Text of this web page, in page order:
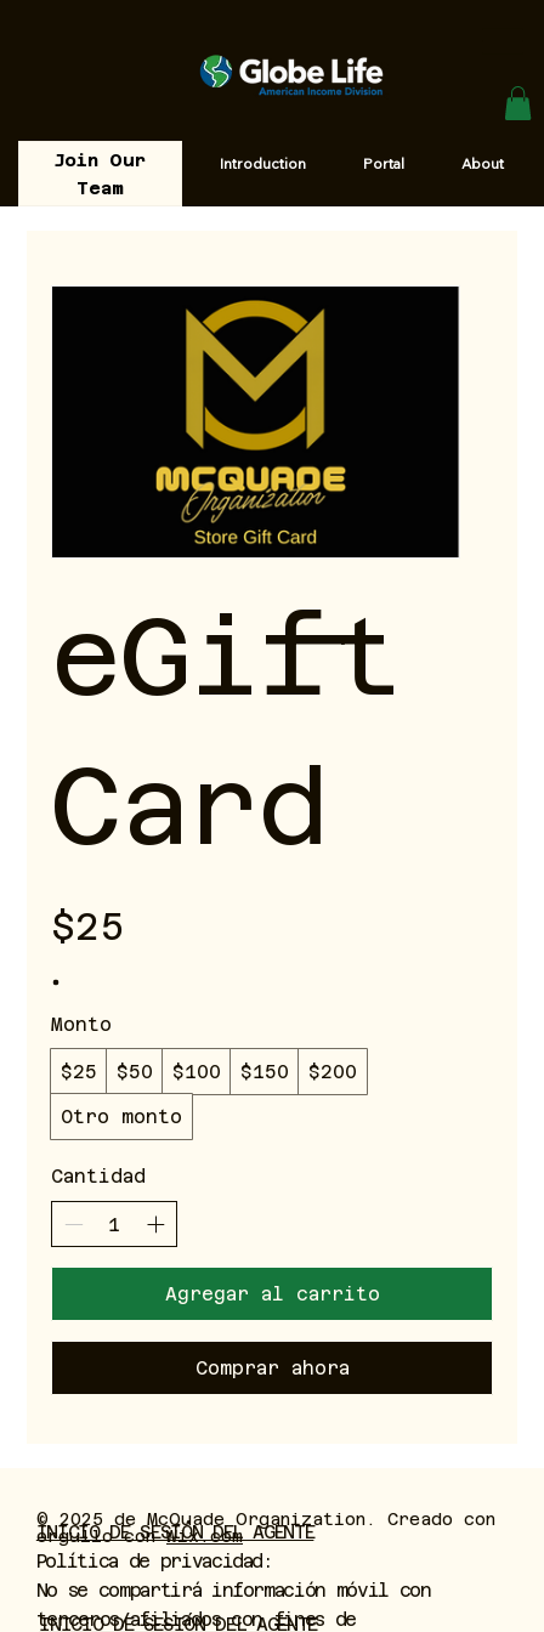
Join Our
Team
Introduction Portal About
eGift
Card
$25
Monto
$25 $50 $100 $150 $200
Otro monto
Cantidad
Agregar al carrito
Comprar ahora
© 2025 de McQuade Organization. Creado con
orgullo conWix.com
INICIO DE SESIÓN DEL AGENTE
INICIO DE SESIÓN DEL AGENTE
Política de privacidad:
No se compartirá información móvil con
terceros/afiliados con fines de